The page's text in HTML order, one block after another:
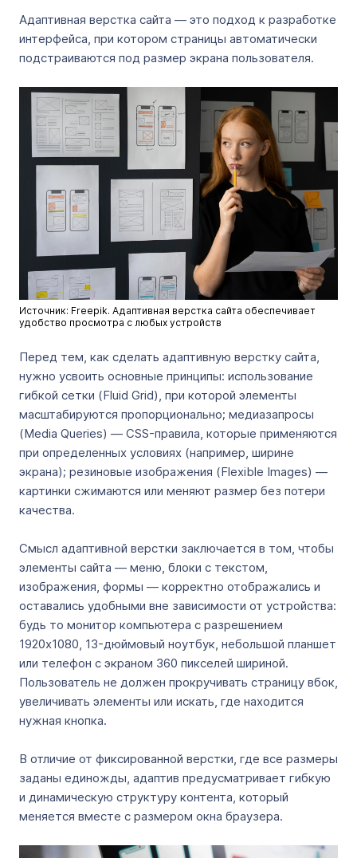
Адаптивная верстка сайта — это подход к разработке
интерфейса, при котором страницы автоматически
подстраиваются под размер экрана пользователя.
Источник: Freepik. Адаптивная верстка сайта обеспечивает
удобство просмотра с любых устройств
Перед тем, как сделать адаптивную верстку сайта,
нужно усвоить основные принципы: использование
гибкой сетки (Fluid Grid), при которой элементы
масштабируются пропорционально; медиазапросы
(Media Queries) — CSS-правила, которые применяются
при определенных условиях (например, ширине
экрана); резиновые изображения (Flexible Images) —
картинки сжимаются или меняют размер без потери
качества.
Смысл адаптивной верстки заключается в том, чтобы
элементы сайта — меню, блоки с текстом,
изображения, формы — корректно отображались и
оставались удобными вне зависимости от устройства:
будь то монитор компьютера с разрешением
1920x1080, 13-дюймовый ноутбук, небольшой планшет
или телефон с экраном 360 пикселей шириной.
Пользователь не должен прокручивать страницу вбок,
увеличивать элементы или искать, где находится
нужная кнопка.
В отличие от фиксированной верстки, где все размеры
заданы единожды, адаптив предусматривает гибкую
и динамическую структуру контента, который
меняется вместе с размером окна браузера.